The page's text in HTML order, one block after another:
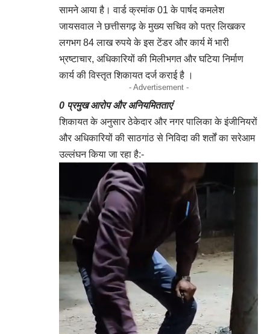
सामने आया है। वार्ड क्रमांक 01 के पार्षद कमलेश
जायसवाल ने छत्तीसगढ़ के मुख्य सचिव को पत्र लिखकर
लगभग 84 लाख रुपये के इस टेंडर और कार्य में भारी
भ्रष्टाचार, अधिकारियों की मिलीभगत और घटिया निर्माण
कार्य की विस्तृत शिकायत दर्ज कराई है ।
- Advertisement -
​0 प्रमुख आरोप और अनियमितताएं
शिकायत के अनुसार ठेकेदार और नगर पालिका के इंजीनियरों
और अधिकारियों की साठगांठ से निविदा की शर्तों का सरेआम
उल्लंघन किया जा रहा है:-